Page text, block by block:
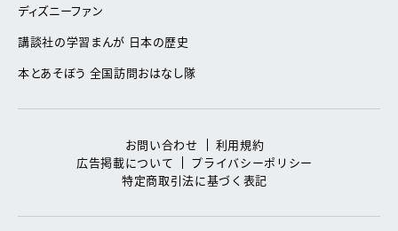
ディズニーファン
講談社の学習まんが 日本の歴史
本とあそぼう 全国訪問おはなし隊
お問い合わせ
利用規約
広告掲載について
プライバシーポリシー
特定商取引法に基づく表記